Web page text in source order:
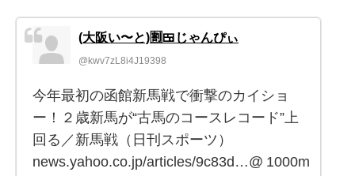
(大阪い〜と)🈹🍱じゃんぴぃ
@kwv7zL8i4J19398
今年最初の函館新馬戦で衝撃のカイショ
ー！２歳新馬が“古馬のコースレコード”上
回る／新馬戦（日刊スポーツ）
news.yahoo.co.jp/articles/9c83d…@ 1000m